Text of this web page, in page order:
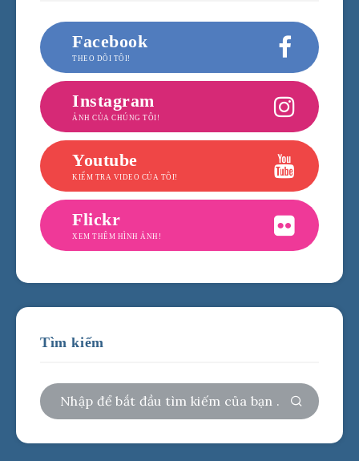
Facebook
THEO DÕI TÔI!
Instagram
ẢNH CỦA CHÚNG TÔI!
Youtube
KIỂM TRA VIDEO CỦA TÔI!
Flickr
XEM THÊM HÌNH ẢNH!
Tìm kiếm